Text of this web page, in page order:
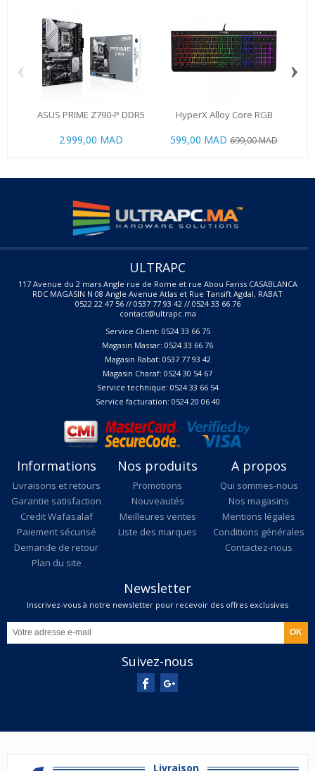
ASUS PRIME Z790-P DDR5
2 999,00 MAD
HyperX Alloy Core RGB
599,00 MAD 699,00 MAD
‹ ›
ULTRAPC
117 Avenue du 2 mars Angle rue de Rome et rue Abou Fariss CASABLANCA
RDC MAGASIN N 08 Angle Avenue Atlas et Rue Tansift Agdal, RABAT
0522 22 47 56 // 0537 77 93 42 // 0524 33 66 76
contact@ultrapc.ma
Service Client: 0524 33 66 75
Magasin Massar: 0524 33 66 76
Magasin Rabat: 0537 77 93 42
Magasin Charaf: 0524 30 54 67
Service technique: 0524 33 66 54
Service facturation: 0524 20 06 40
Informations
Livraisons et retours
Garantie satisfaction
Credit Wafasalaf
Paiement sécurisé
Demande de retour
Plan du site
Nos produits
Promotions
Nouveautés
Meilleures ventes
Liste des marques
A propos
Qui sommes-nous
Nos magasins
Mentions légales
Conditions générales
Contactez-nous
Newsletter
Inscrivez-vous à notre newsletter pour recevoir des offres exclusives
Suivez-nous
Livraison